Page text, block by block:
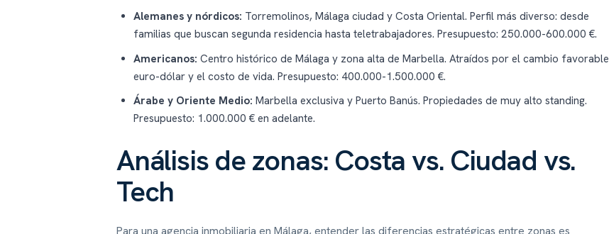
Alemanes y nórdicos: Torremolinos, Málaga ciudad y Costa Oriental. Perfil más diverso: desde
familias que buscan segunda residencia hasta teletrabajadores. Presupuesto: 250.000-600.000 €.
Americanos: Centro histórico de Málaga y zona alta de Marbella. Atraídos por el cambio favorable
euro-dólar y el costo de vida. Presupuesto: 400.000-1.500.000 €.
Árabe y Oriente Medio: Marbella exclusiva y Puerto Banús. Propiedades de muy alto standing.
Presupuesto: 1.000.000 € en adelante.
Análisis de zonas: Costa vs. Ciudad vs.
Tech
Para una agencia inmobiliaria en Málaga, entender las diferencias estratégicas entre zonas es